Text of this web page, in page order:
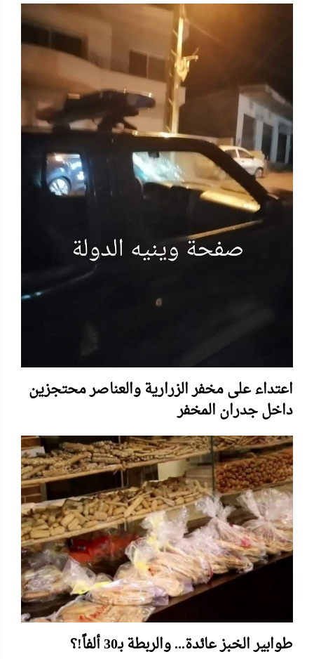
اعتداء على مخفر الزرارية والعناصر محتجزين
داخل جدران المخفر
طوابير الخبز عائدة... والربطة بـ30 ألفاً!؟